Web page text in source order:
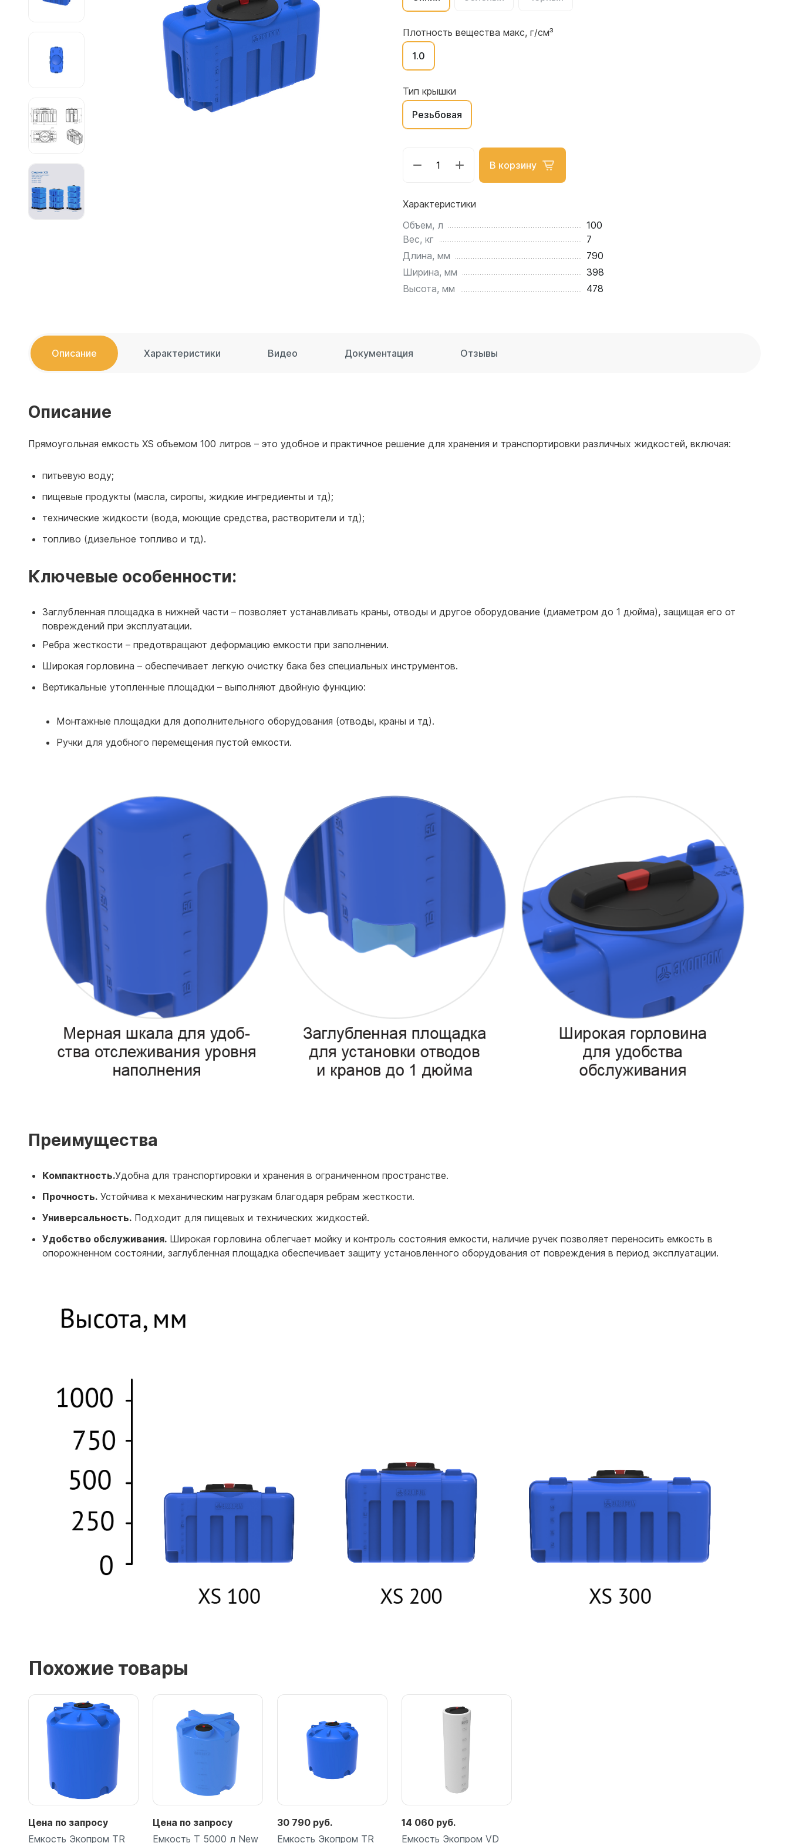
Емкости для воды 4500 литров
Емкости для воды 4000 литров
Емкости для воды 3000 литров
Емкости для воды 2500 литров
Емкости для воды 2000 литров
Емкости для воды 1500 литров
Емкости для воды 1000 литров
ЦКТ для ферментации
Плотность вещества макс, г/см³
1.0
Тип крышки
Резьбовая
В корзину
Характеристики
Объем, л
100
Вес, кг
7
Длина, мм
790
Ширина, мм
398
Высота, мм
478
Описание Характеристики Видео Документация Отзывы
Описание
Прямоугольная емкость XS объемом 100 литров – это удобное и практичное решение для хранения и транспортировки различных жидкостей, включая:
питьевую воду;
пищевые продукты (масла, сиропы, жидкие ингредиенты и тд);
технические жидкости (вода, моющие средства, растворители и тд);
топливо (дизельное топливо и тд).
Ключевые особенности:
Заглубленная площадка в нижней части – позволяет устанавливать краны, отводы и другое оборудование (диаметром до 1 дюйма), защищая его от
повреждений при эксплуатации.
Ребра жесткости – предотвращают деформацию емкости при заполнении.
Широкая горловина – обеспечивает легкую очистку бака без специальных инструментов.
Вертикальные утопленные площадки – выполняют двойную функцию:
Монтажные площадки для дополнительного оборудования (отводы, краны и тд).
Ручки для удобного перемещения пустой емкости.
Преимущества
Компактность.Удобна для транспортировки и хранения в ограниченном пространстве.
Прочность. Устойчива к механическим нагрузкам благодаря ребрам жесткости.
Универсальность. Подходит для пищевых и технических жидкостей.
Удобство обслуживания. Широкая горловина облегчает мойку и контроль состояния емкости, наличие ручек позволяет переносить емкость в
опорожненном состоянии, заглубленная площадка обеспечивает защиту установленного оборудования от повреждения в период эксплуатации.
Похожие товары
Цена по запросу
Емкость Экопром TR
Цена по запросу
Емкость T 5000 л New
30 790 руб.
Емкость Экопром TR
14 060 руб.
Емкость Экопром VD